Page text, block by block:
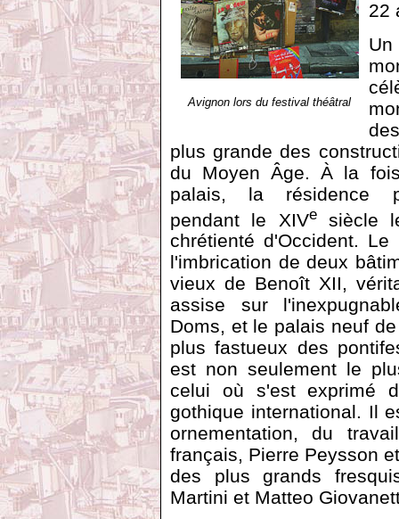
Avignon lors du festival théâtral
22
plus grande des
du Moyen Âge. À la
palais, la résidence
pendant le XIVesiècle
chrétienté d'Occident.
l'imbrication de deux
vieux de Benoît XII,
assise sur
Doms, et le palais neuf
plus fastueux des
est non seulement le
celui où s'est exprimé
gothique international. Il
ornementation, du
français, Pierre Peysson
des plus grands
Martini et Matteo